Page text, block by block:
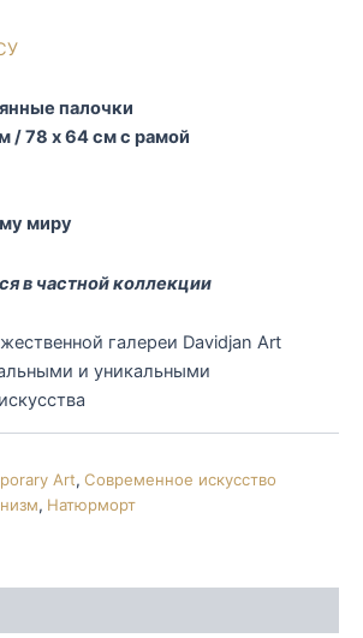
палочки
/ 78 x 64 см с рамой
миру
в частной коллекции
галереи Davidjan Art
и уникальными
Art, Современное искусство
, Натюрморт